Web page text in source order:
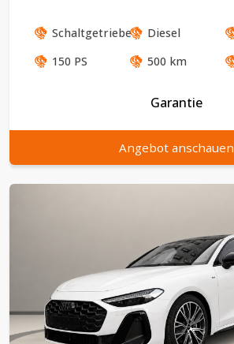
Schaltgetriebe Diesel
150 PS 500 km
Garantie
Angebot anschauen